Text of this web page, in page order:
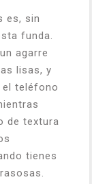
es, sin
funda.
agarre
lisas, y
el teléfono
de textura
tienes